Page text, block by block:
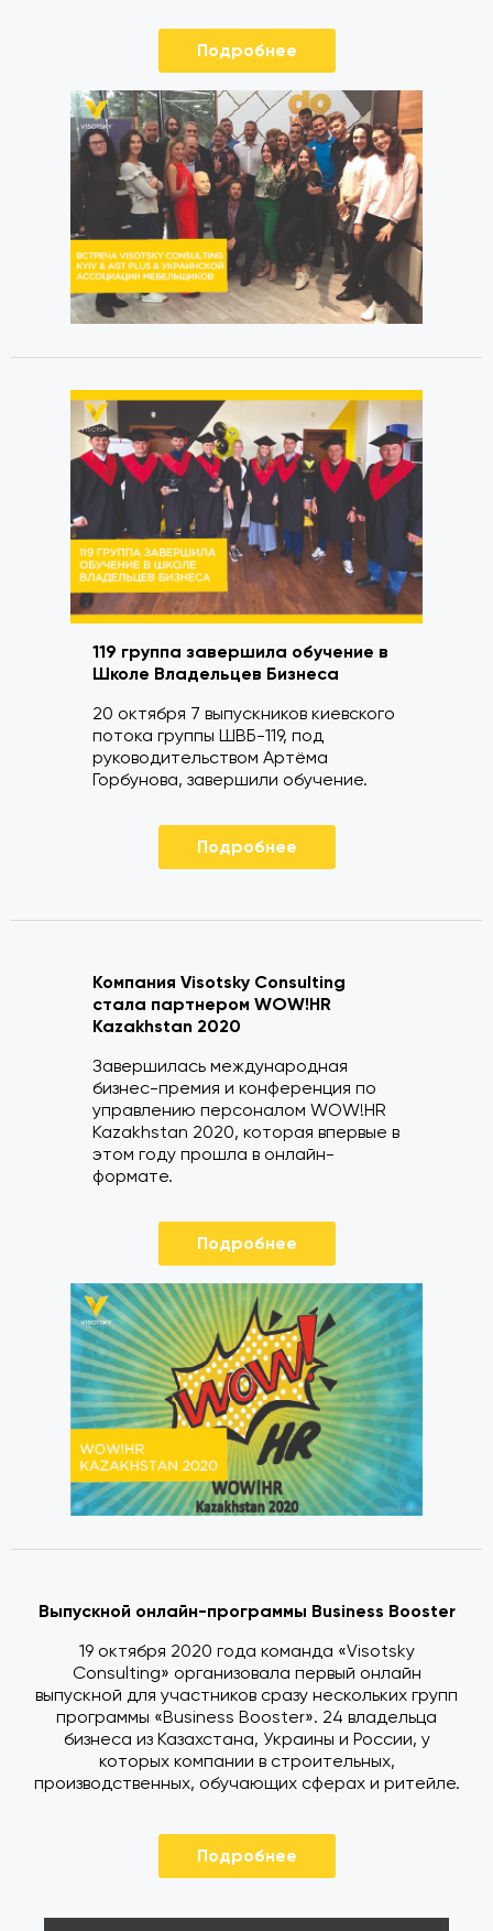
Подробнее
119 группа завершила обучение в
Школе Владельцев Бизнеса
20 октября 7 выпускников киевского
потока группы ШВБ-119, под
руководительством Артёма
Горбунова, завершили обучение.
Подробнее
Компания Visotsky Consulting
стала партнером WOW!HR
Kazakhstan 2020
Завершилась международная
бизнес-премия и конференция по
управлению персоналом WOW!HR
Kazakhstan 2020, которая впервые в
этом году прошла в онлайн-
формате.
Подробнее
Выпускной онлайн-программы Business Booster
19 октября 2020 года команда «Visotsky
Consulting» организовала первый онлайн
выпускной для участников сразу нескольких групп
программы «Business Booster». 24 владельца
бизнеса из Казахстана, Украины и России, у
которых компании в строительных,
производственных, обучающих сферах и ритейле.
Подробнее